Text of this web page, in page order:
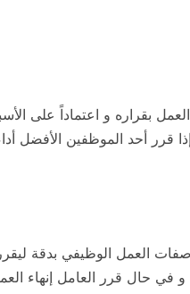
بقراره و اعتماداً على
أحد الموظفين الأفضل أداء
العمل الوظيفي بدقة
في حال قرر العامل إنهاء